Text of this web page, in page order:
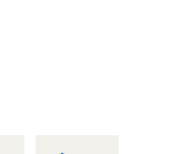
務・人間関係・
業は月9時間ほど
ャット相談も実